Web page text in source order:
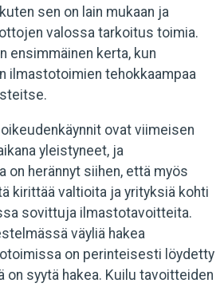
sen on lain mukaan ja
valossa tarkoitus toimia.
ensimmäinen kerta, kun
ilmastotoimien tehokkaampaa
ovat viimeisen
yleistyneet, ja
on herännyt siihen, että myös
kirittää valtioita ja yrityksiä kohti
sovittuja ilmastotavoitteita.
väyliä hakea
on perinteisesti löydetty
on syytä hakea. Kuilu tavoitteiden